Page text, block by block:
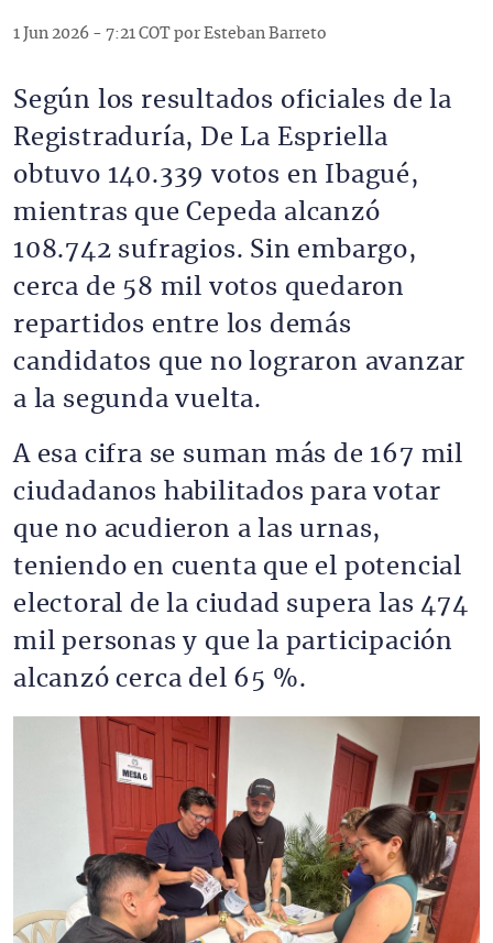
1 Jun 2026 - 7:21 COT por Esteban Barreto
Según los resultados oficiales de la
Registraduría, De La Espriella
obtuvo 140.339 votos en Ibagué,
mientras que Cepeda alcanzó
108.742 sufragios. Sin embargo,
cerca de 58 mil votos quedaron
repartidos entre los demás
candidatos que no lograron avanzar
a la segunda vuelta.
A esa cifra se suman más de 167 mil
ciudadanos habilitados para votar
que no acudieron a las urnas,
teniendo en cuenta que el potencial
electoral de la ciudad supera las 474
mil personas y que la participación
alcanzó cerca del 65 %.